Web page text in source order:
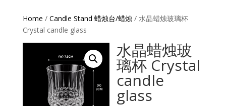
Home / Candle Stand 蜡烛台/蜡烛 / 水晶蜡烛玻璃杯
Crystal candle glass
水晶蜡烛玻
璃杯 Crystal
candle
glass